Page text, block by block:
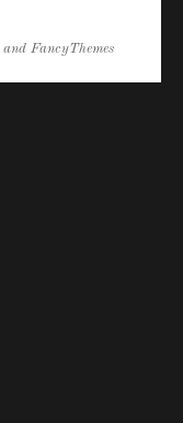
and FancyThemes